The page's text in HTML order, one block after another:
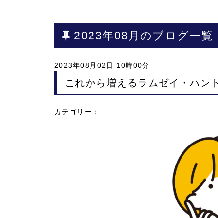
2023年08月のブログ一覧
2023年08月02日 10時00分
これから増えるラムゼイ・ハン
カテゴリー：